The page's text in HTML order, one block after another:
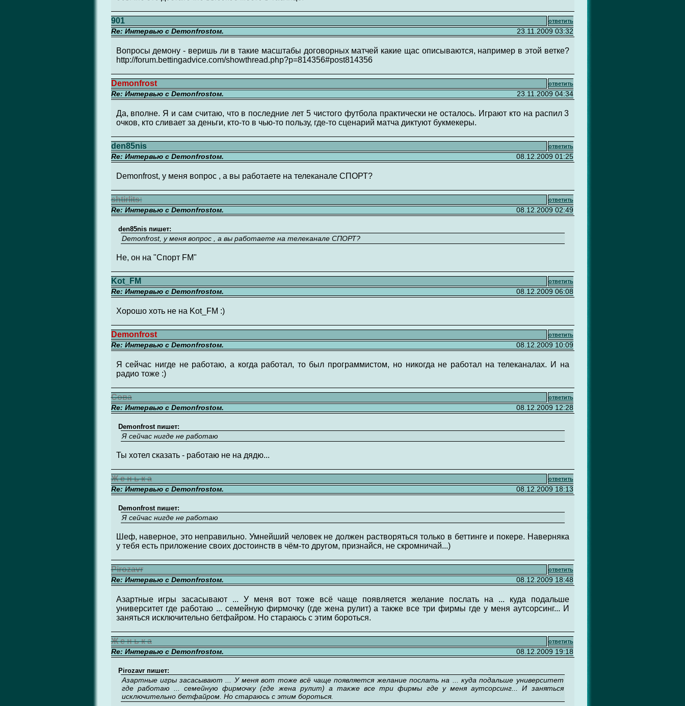
901 ответить
Re: Интервью с Demonfrostом. 23.11.2009 03:32
Вопросы демону - веришь ли в такие масштабы договорных матчей какие щас описываются, например в этой ветке?
http://forum.bettingadvice.com/showthread.php?p=814356#post814356
Demonfrost ответить
Re: Интервью с Demonfrostом. 23.11.2009 04:34
Да, вполне. Я и сам считаю, что в последние лет 5 чистого футбола практически не осталось. Играют кто на распил 3
очков, кто сливает за деньги, кто-то в чью-то пользу, где-то сценарий матча диктуют букмекеры.
den85nis ответить
Re: Интервью с Demonfrostом. 08.12.2009 01:25
Demonfrost, у меня вопрос , а вы работаете на телеканале СПОРТ?
shtirlits: ответить
Re: Интервью с Demonfrostом. 08.12.2009 02:49
den85nis пишет:
Demonfrost, у меня вопрос , а вы работаете на телеканале СПОРТ?
Не, он на "Спорт FM"
Kot_FM ответить
Re: Интервью с Demonfrostом. 08.12.2009 06:08
Хорошо хоть не на Kot_FM :)
Demonfrost ответить
Re: Интервью с Demonfrostом. 08.12.2009 10:09
Я сейчас нигде не работаю, а когда работал, то был программистом, но никогда не работал на телеканалах. И на
радио тоже :)
Сова ответить
Re: Интервью с Demonfrostом. 08.12.2009 12:28
Demonfrost пишет:
Я сейчас нигде не работаю
Ты хотел сказать - работаю не на дядю...
Ж е н ь к а ответить
Re: Интервью с Demonfrostом. 08.12.2009 18:13
Demonfrost пишет:
Я сейчас нигде не работаю
Шеф, наверное, это неправильно. Умнейший человек не должен растворяться только в беттинге и покере. Наверняка
у тебя есть приложение своих достоинств в чём-то другом, признайся, не скромничай...)
Pirozavr ответить
Re: Интервью с Demonfrostом. 08.12.2009 18:48
Азартные игры засасывают ... У меня вот тоже всё чаще появляется желание послать на ... куда подальше
университет где работаю ... семейную фирмочку (где жена рулит) а также все три фирмы где у меня аутсорсинг... И
заняться исключительно бетфайром. Но стараюсь с этим бороться.
Ж е н ь к а ответить
Re: Интервью с Demonfrostом. 08.12.2009 19:18
Pirozavr пишет:
Азартные игры засасывают ... У меня вот тоже всё чаще появляется желание послать на ... куда подальше университет
где работаю ... семейную фирмочку (где жена рулит) а также все три фирмы где у меня аутсорсинг... И заняться
исключительно бетфайром. Но стараюсь с этим бороться.